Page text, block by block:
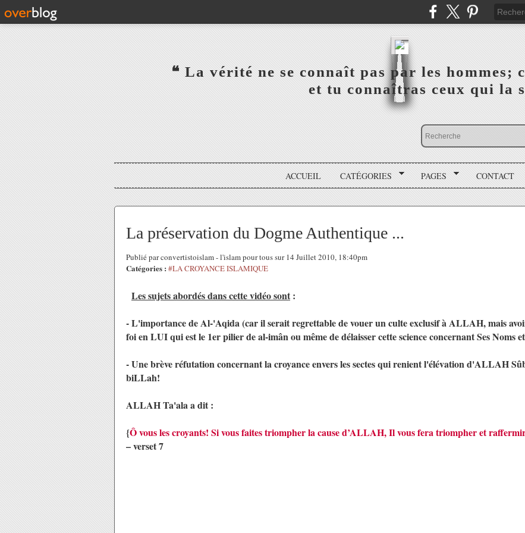
‎❝ La vérité ne se connaît pas par les hommes;
et tu connaîtras ceux qui la
ACCUEIL CATÉGORIES PAGES CONTACT
La préservation du Dogme Authentique ...
Publié par convertistoislam - l'islam pour tous sur 14 Juillet 2010, 18:40pm
Catégories : #LA CROYANCE ISLAMIQUE
Les sujets abordés dans cette vidéo sont :
- L'importance de Al-'Aqida (car il serait regrettable de vouer un culte exclusif à ALLAH, mais
foi en LUI qui est le 1er pilier de al-imân ou même de délaisser cette science concernant Ses Noms
- Une brève réfutation concernant la croyance envers les sectes qui renient l'élévation d'ALLAH
biLLah!
ALLAH Ta'ala a dit :
{Ô vous les croyants! Si vous faites triompher la cause d’ALLAH, Il vous fera triompher et
– verset 7